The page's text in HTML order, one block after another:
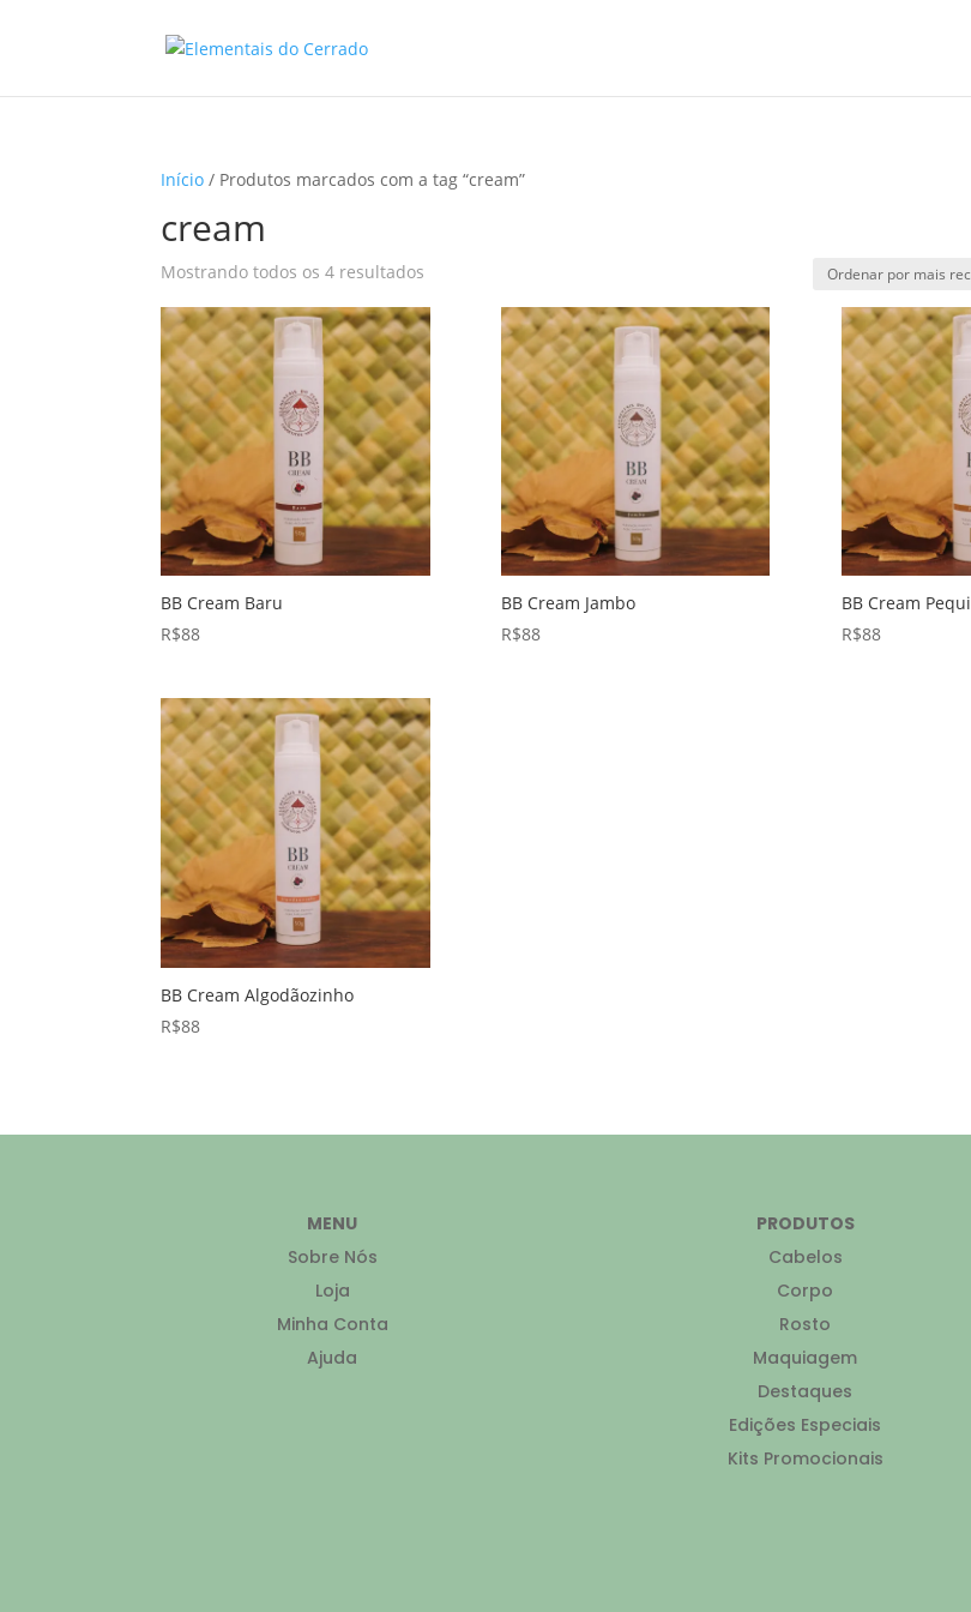
Início / Produtos marcados com a tag “cream”
cream
Mostrando todos os 4 resultados
mais
recente
BB Cream Baru
R$88
BB Cream Jambo
R$88
BB Cream Pequi
R$88
BB Cream Algodãozinho
R$88
MENU
Sobre Nós
Loja
Minha Conta
Ajuda
PRODUTOS
Cabelos
Corpo
Rosto
Maquiagem
Destaques
Edições Especiais
Kits Promocionais